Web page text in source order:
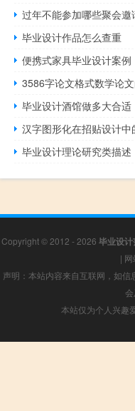
过年不能参加哪些聚会邀
毕业设计作品怎么查重
便携式家具毕业设计案例
3586字论文格式数学论
毕业设计酒馆做多大合适
汉字图形化在招贴设计中
毕业设计理论研究类描述
Copyright © 2012 - 2026 毕业设
|
声明：本站内容来自互联网，如
本站仅为个人兴趣